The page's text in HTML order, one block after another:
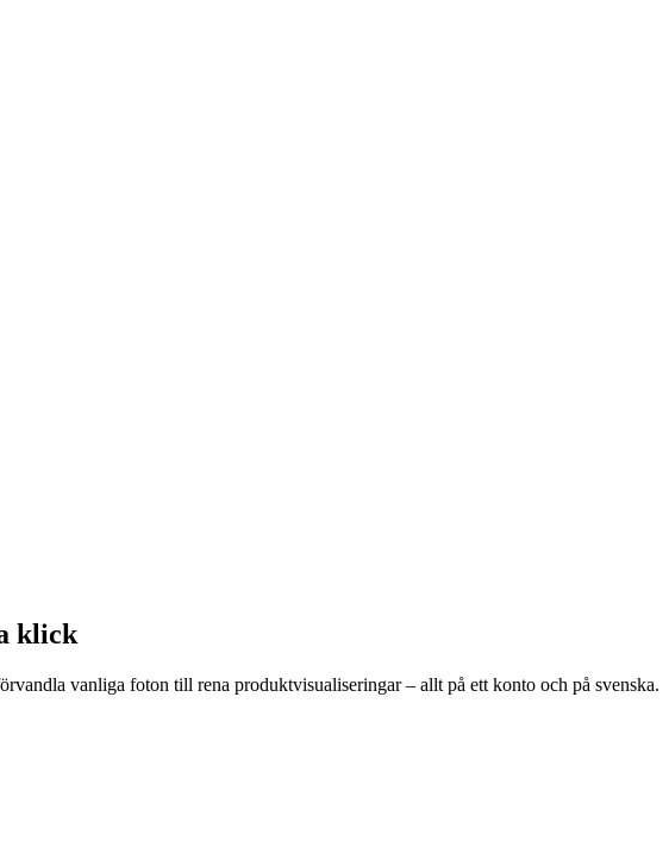
klick
vanliga foton till rena produktvisualiseringar – allt på ett konto och på svenska.